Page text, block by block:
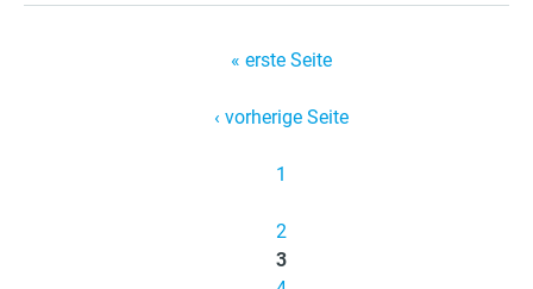
« erste Seite
‹ vorherige Seite
1
2
3